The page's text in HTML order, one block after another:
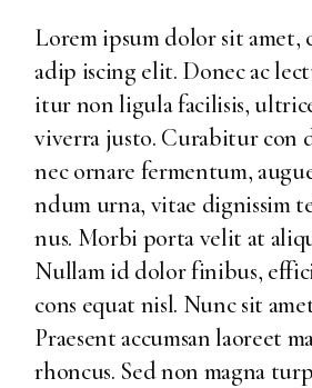
Lorem ipsum dolor sit amet,
adip iscing elit. Donec ac
itur non ligula facilisis,
viverra justo. Curabitur con
nec ornare fermentum,
ndum urna, vitae dignissim
nus. Morbi porta velit at
Nullam id dolor finibus,
cons equat nisl. Nunc sit
Praesent accumsan laoreet
rhoncus. Sed non magna